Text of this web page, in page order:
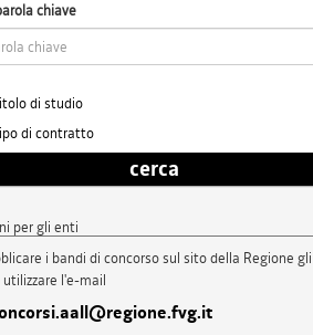
chiave
di studio
di contratto
cerca
per gli enti
i bandi di concorso sul sito della Regione
l'e-mail